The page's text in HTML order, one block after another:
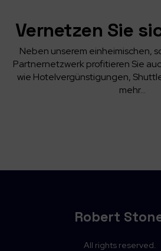
Vernetzen Sie
Neben unserem einheimischen,
Partnernetzwerk profitieren Sie
wie Hotelvergünstigungen,
mehr…
Robert
All rights reserved.